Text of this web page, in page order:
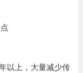
以上，大量减少传